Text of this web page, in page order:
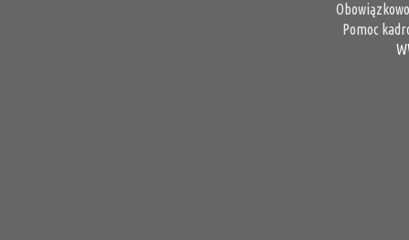
Pomoc